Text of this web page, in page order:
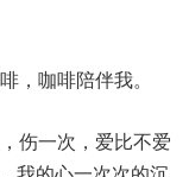
，咖啡陪伴我。
伤一次，爱比不爱